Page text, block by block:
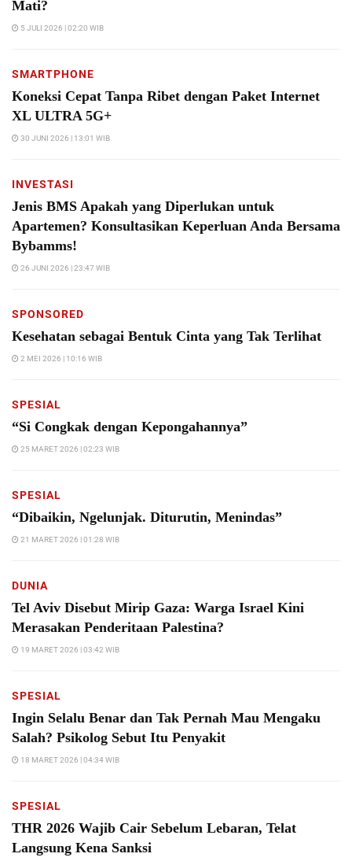
Mati?
5 JULI 2026 | 02:20 WIB
SMARTPHONE
Koneksi Cepat Tanpa Ribet dengan Paket Internet
XL ULTRA 5G+
30 JUNI 2026 | 13:01 WIB
INVESTASI
Jenis BMS Apakah yang Diperlukan untuk
Apartemen? Konsultasikan Keperluan Anda Bersama
Bybamms!
26 JUNI 2026 | 23:47 WIB
SPONSORED
Kesehatan sebagai Bentuk Cinta yang Tak Terlihat
2 MEI 2026 | 10:16 WIB
SPESIAL
“Si Congkak dengan Kepongahannya”
25 MARET 2026 | 02:23 WIB
SPESIAL
“Dibaikin, Ngelunjak. Diturutin, Menindas”
21 MARET 2026 | 01:28 WIB
DUNIA
Tel Aviv Disebut Mirip Gaza: Warga Israel Kini
Merasakan Penderitaan Palestina?
19 MARET 2026 | 03:42 WIB
SPESIAL
Ingin Selalu Benar dan Tak Pernah Mau Mengaku
Salah? Psikolog Sebut Itu Penyakit
18 MARET 2026 | 04:34 WIB
SPESIAL
THR 2026 Wajib Cair Sebelum Lebaran, Telat
Langsung Kena Sanksi